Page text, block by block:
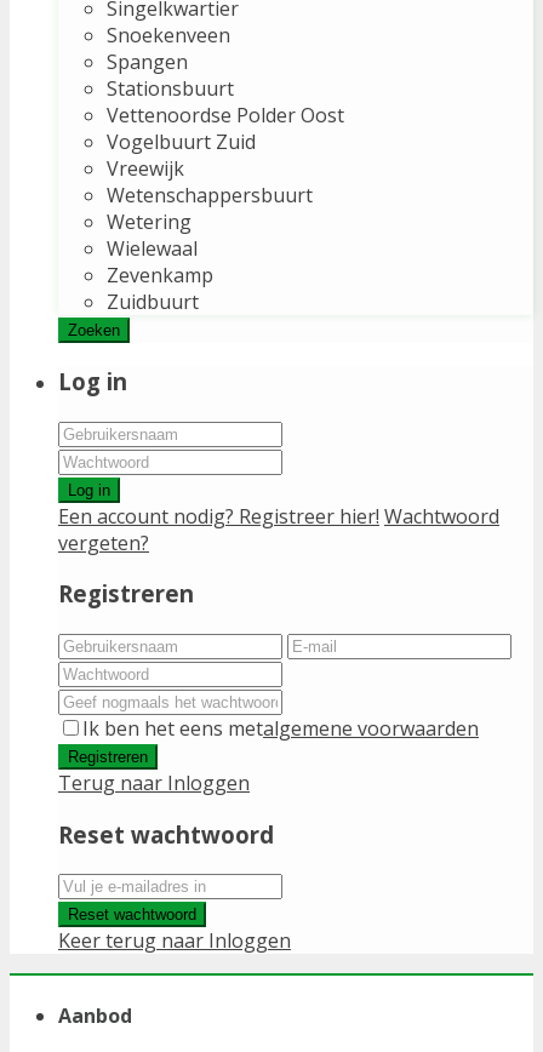
Singelkwartier
Snoekenveen
Spangen
Stationsbuurt
Vettenoordse Polder Oost
Vogelbuurt Zuid
Vreewijk
Wetenschappersbuurt
Wetering
Wielewaal
Zevenkamp
Zuidbuurt
Zoeken
Log in
Log in
Een account nodig? Registreer hier! Wachtwoord
vergeten?
Registreren
Ik ben het eens metalgemene voorwaarden
Registreren
Terug naar Inloggen
Reset wachtwoord
Reset wachtwoord
Keer terug naar Inloggen
Aanbod